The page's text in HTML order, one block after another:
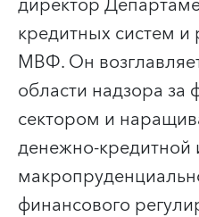
кредитных систем и
МВФ. Он
области надзора
сектором и
денежно-кредитной
финансового